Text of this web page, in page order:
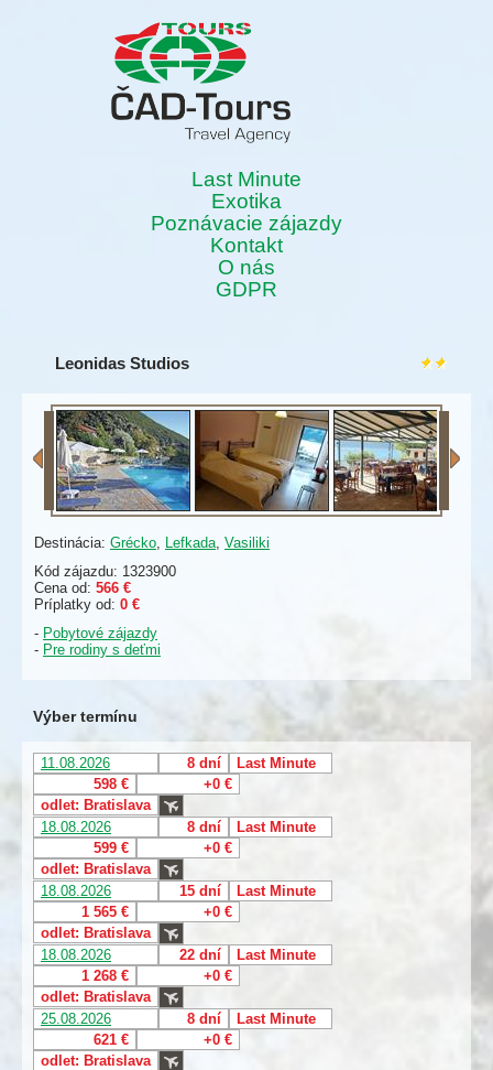
Last Minute
Exotika
Poznávacie zájazdy
Kontakt
O nás
GDPR
Leonidas Studios
Destinácia: Grécko, Lefkada, Vasiliki
Kód zájazdu: 1323900
Cena od: 566 €
Príplatky od: 0 €
- Pobytové zájazdy
- Pre rodiny s deťmi
Výber termínu
11.08.2026 8 dní
Last Minute
598 €
+0 €
odlet: Bratislava
18.08.2026
8 dní
Last Minute
599 €
+0 €
odlet: Bratislava
18.08.2026
15 dní
Last Minute
1 565 €
+0 €
odlet: Bratislava
18.08.2026
22 dní
Last Minute
1 268 €
+0 €
odlet: Bratislava
25.08.2026
8 dní
Last Minute
621 €
+0 €
odlet: Bratislava